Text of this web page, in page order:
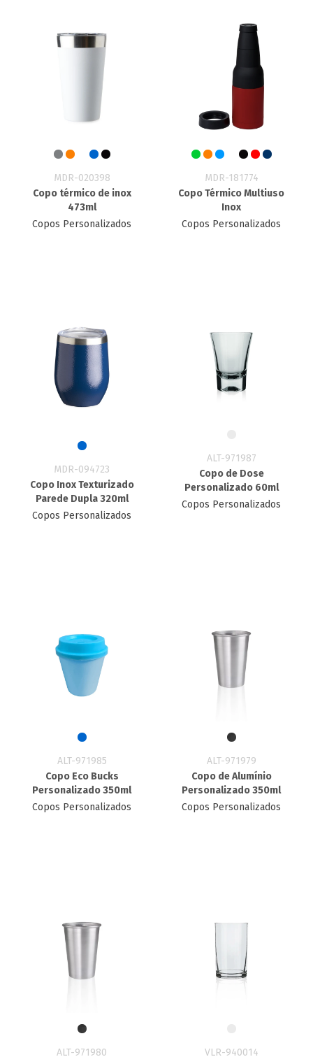
MDR-020398
Copo térmico de inox
473ml
Copos Personalizados
MDR-181774
Copo Térmico Multiuso
Inox
Copos Personalizados
MDR-094723
Copo Inox Texturizado
Parede Dupla 320ml
Copos Personalizados
ALT-971987
Copo de Dose
Personalizado 60ml
Copos Personalizados
ALT-971985
Copo Eco Bucks
Personalizado 350ml
Copos Personalizados
ALT-971979
Copo de Alumínio
Personalizado 350ml
Copos Personalizados
ALT-971980
VLR-940014